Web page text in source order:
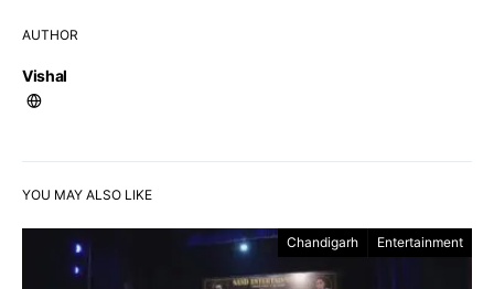
AUTHOR
Vishal
YOU MAY ALSO LIKE
Chandigarh Entertainment